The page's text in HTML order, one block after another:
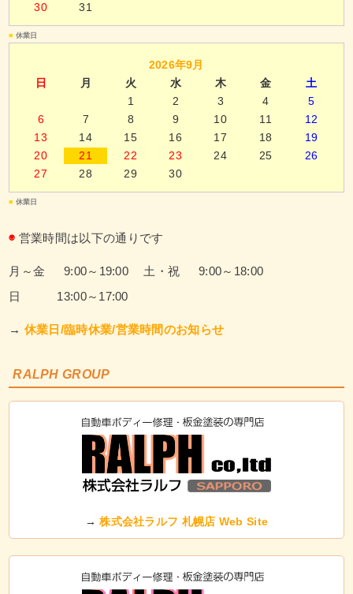
30
31
■ 休業日
2026年9月
日
月 火 水 木 金
土
1
2 3 4
5
6
7 8 9 10 11
12
13
14 15 16 17 18
19
20
21 22 23 24 25
26
27
28 29 30
■ 休業日
◉ 営業時間は以下の通りです
月～金 9:00～19:00
土・祝 9:00～18:00
日 13:00～17:00
→ 休業日/臨時休業/営業時間のお知らせ
RALPH GROUP
→株式会社ラルフ 札幌店 Web Site